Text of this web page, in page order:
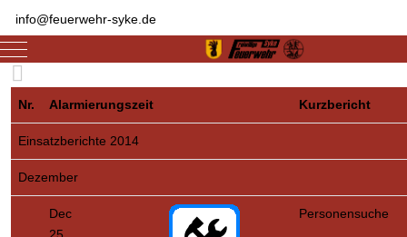
info@feuerwehr-syke.de
Mobile Menu Toggle
Nr. Alarmierungszeit Kurzbericht
Einsatzberichte 2014
Dezember
Dec
Personensuche